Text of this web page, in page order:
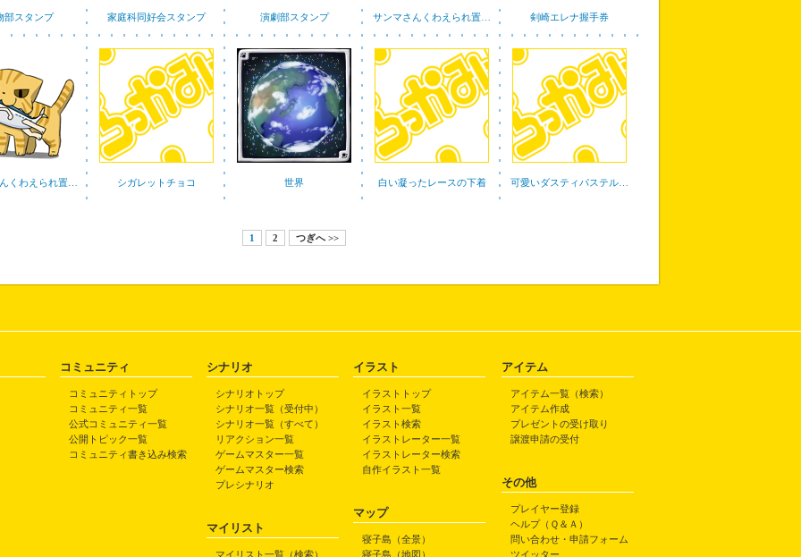
部スタンプ 家庭科同好会スタンプ 演劇部スタンプ サンマさんくわえられ置… 剣崎エレナ握手券
くわえられ置… シガレットチョコ 世界 白い凝ったレースの下着 可愛いダスティパステル…
1 2 つぎへ >>
コミュニティ
コミュニティトップ
コミュニティ一覧
公式コミュニティ一覧
公開トピック一覧
コミュニティ書き込み検索
シナリオ
シナリオトップ
シナリオ一覧（受付中）
シナリオ一覧（すべて）
リアクション一覧
ゲームマスター一覧
ゲームマスター検索
プレシナリオ
マイリスト
マイリスト一覧（検索）
イラスト
イラストトップ
イラスト一覧
イラスト検索
イラストレーター一覧
イラストレーター検索
自作イラスト一覧
マップ
寝子島（全景）
寝子島（地図）
アイテム
アイテム一覧（検索）
アイテム作成
プレゼントの受け取り
譲渡申請の受付
その他
プレイヤー登録
ヘルプ（Ｑ＆Ａ）
問い合わせ・申請フォーム
ツイッター